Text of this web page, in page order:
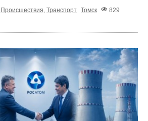
Происшествия Транспорт Томск
829